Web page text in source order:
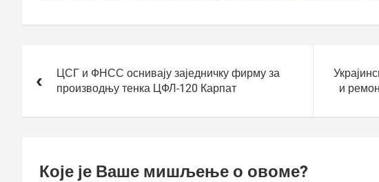
чланкаЦСГ и ФНСС оснивају заједничку фирму за
производњу тенка ЦФЛ-120 Карпат
и
Које је Ваше мишљење о овоме?